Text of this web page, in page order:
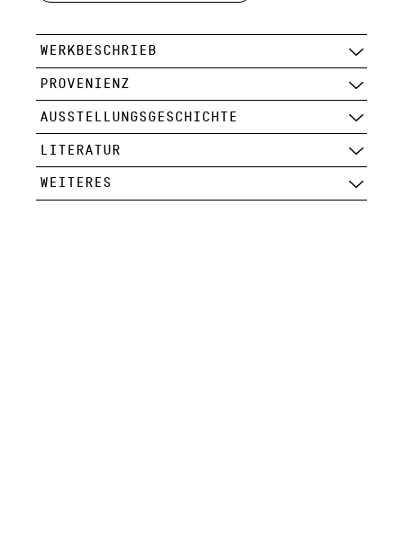
WERKBESCHRIEB
PROVENIENZ
AUSSTELLUNGSGESCHICHTE
LITERATUR
WEITERES